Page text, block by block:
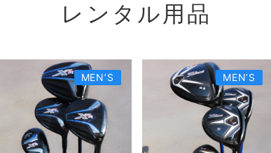
レンタル用品
MEN’S MEN’S